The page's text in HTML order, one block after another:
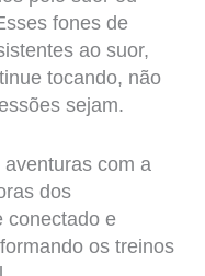
fones de
ao suor,
tocando, não
sejam.
com a
dos
conectado e
os treinos